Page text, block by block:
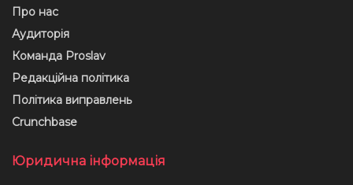
Про нас
Аудиторія
Команда Proslav
Редакційна політика
Політика виправлень
Crunchbase
Юридична інформація